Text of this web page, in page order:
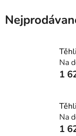
Na
1
Na
1